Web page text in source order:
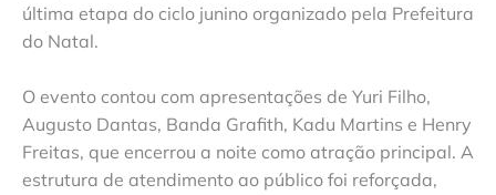
última etapa do ciclo junino organizado pela Prefeitura
do Natal.
O evento contou com apresentações de Yuri Filho,
Augusto Dantas, Banda Grafith, Kadu Martins e Henry
Freitas, que encerrou a noite como atração principal. A
estrutura de atendimento ao público foi reforçada,